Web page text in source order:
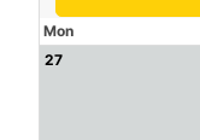
Mon
27